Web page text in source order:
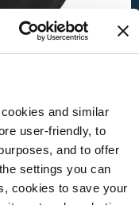
and similar
user-friendly, to
and to offer
settings you can
cookies to save your
Frac